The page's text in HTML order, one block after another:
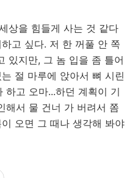
상을 힘들게 사는 것 같다
고 싶다. 저 한 꺼풀 안 쪽
있지만, 그 놈 입을 좀 틀어
절 마루에 앉아서 뼈 시린
하고 오마...하던 계획이 기
해서 물 건너 가 버려서 쫌
오면 그 때나 생각해 봐야